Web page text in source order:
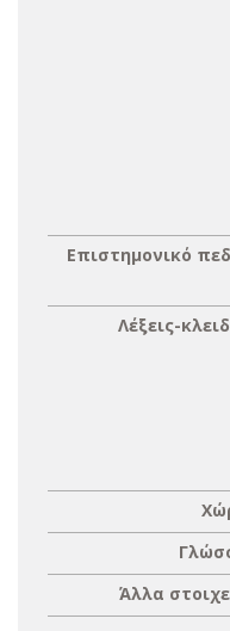
Επιστημονικό
Λέξεις-
Άλλα